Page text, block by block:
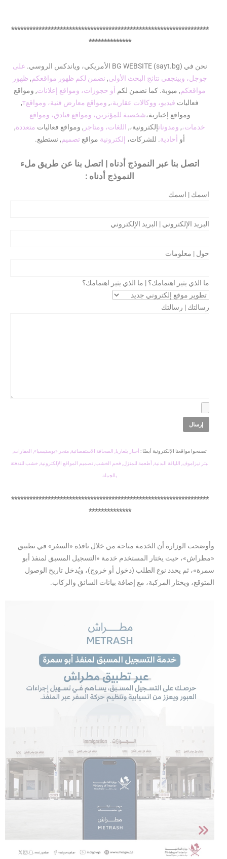
*****************************************************************
**************
نحن في BG WEBSITE (sayt.bg) الأمريكي، وياندكس الروسي.
على
جوجل، وبينجفي نتائج البحث الأولى, نضمن لكم ظهور مواقعكم, ظهور
مواقعكم, مبوبة. كما نضمن لكم أو حجوزات، ومواقع إعلانات, ومواقع
فعاليات فيديو، ووكالات عقارية،, ومواقع معارض فنية، ومواقعт ,
ومواقع إخبارية،شخصية للمؤثرين، ومواقع فنادق، ومواقع
خدمات،, ومدوناتإلكترونية،, اللغات، ومتاجر , ومواقع فعاليات متعددة,
أو أحادية. للشركات، إلكترونية مواقعتصميم, نستطيع.
اتصل بنا عبر النموذج أدناه | اتصل بنا عن طريق ملء
النموذج أدناه :
اسمك | اسمك
البريد الإلكتروني | البريد الإلكتروني
حول | معلومات
ما الذي يثير اهتمامك؟ | ما الذي يثير اهتمامك؟
رسالتك | رسالتك
تصفحوا مواقعنا الإلكترونية أيضًا : أخبار بلغاريا, الصحافة الاستقصائية, متجر «يوستيسيا», العقارات,
بيتر نيزاموف, اللياقة البدنية, أطعمة للمنزل, فحم الخشب, تصميم المواقع الإلكترونية, خشب للتدفئة
بالجملة
*****************************************************************
**************
وأوضحت الوزارة أن الخدمة متاحة من خلال نافذة «السفر» في تطبيق
«مطراش»، حيث يختار المستخدم خدمة «التسجيل المسبق لمنفذ أبو
سمرة»، ثم يحدد نوع الطلب (دخول أو خروج)، ويُدخل تاريخ الوصول
المتوقع، ويختار المركبة، مع إضافة بيانات السائق والركاب.